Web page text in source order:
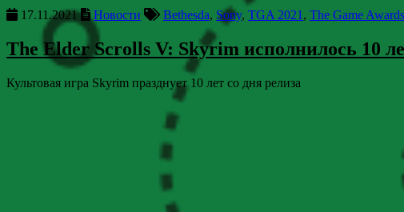
17.11.2021 Новости Bethesda, Sony, TGA 2021 , The Game Awards
The Elder Scrolls V: Skyrim исполнилось 10
Культовая игра Skyrim празднует 10 лет со дня релиза